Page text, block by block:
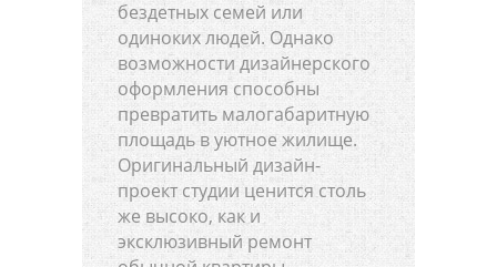
бездетных семей или
одиноких людей. Однако
возможности дизайнерского
оформления способны
превратить малогабаритную
площадь в уютное жилище.
Оригинальный дизайн-
проект студии ценится столь
же высоко, как и
эксклюзивный ремонт